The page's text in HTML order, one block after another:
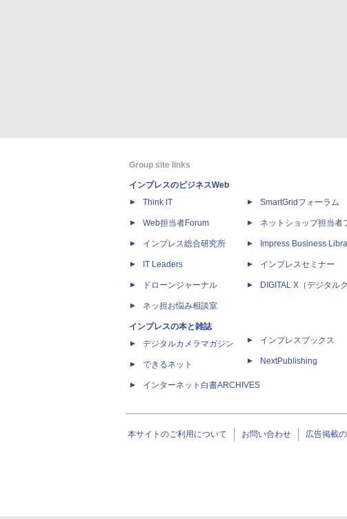
Group site links
インプレスのビジネスWeb
Think IT
Web担当者Forum
インプレス総合研究所
IT Leaders
ドローンジャーナル
ネッ担お悩み相談室
インプレスの本と雑誌
デジタルカメラマガジン
できるネット
インターネット白書ARCHIVES
SmartGridフォーラム
ネットショップ担当者
Impress Business
インプレスセミナー
DIGITAL X（デジタル
インプレスブックス
NextPublishing
本サイトのご利用について お問い合わせ 広告掲載